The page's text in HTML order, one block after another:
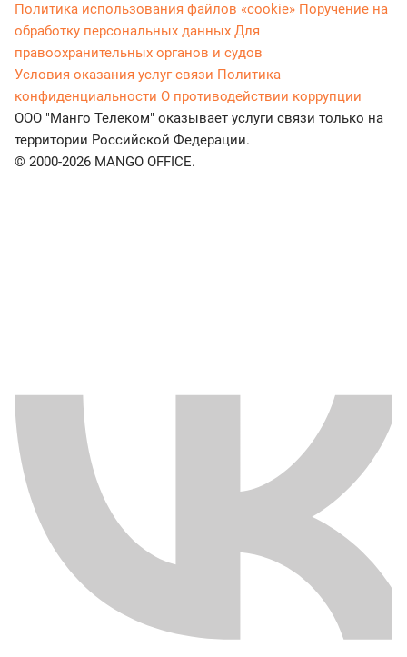
Политика использования файлов «cookie» Поручение на
обработку персональных данных Для
правоохранительных органов и судов
Условия оказания услуг связи Политика
конфиденциальности О противодействии коррупции
ООО "Манго Телеком" оказывает услуги связи только на
территории Российской Федерации.
© 2000-2026 MANGO OFFICE.